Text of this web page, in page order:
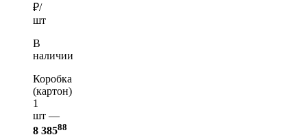
₽/
шт
В
наличии
Коробка
(картон)
1
шт —
8 38588